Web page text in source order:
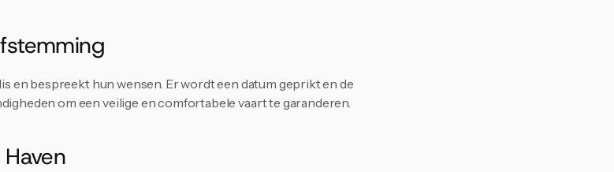
en bespreekt hun wensen. Er wordt een datum geprikt en de
om een veilige en comfortabele vaart te garanderen.